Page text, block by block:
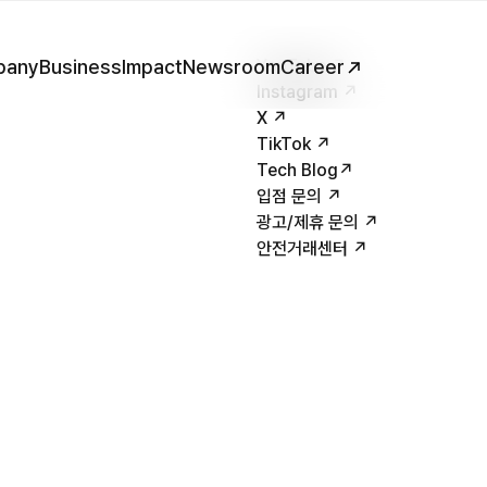
BusinessImpactNewsroomCareer
YouTube ↗
Instagram ↗
X ↗
TikTok ↗
Tech Blog↗
입점 문의 ↗
광고/제휴 문의 ↗
안전거래센터 ↗